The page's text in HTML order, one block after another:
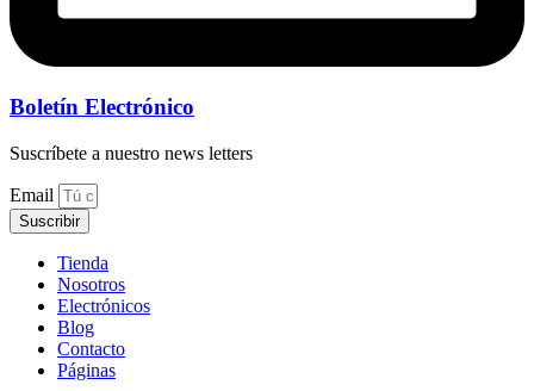
Boletín Electrónico
Suscríbete a nuestro news letters
Email
Suscribir
Tienda
Nosotros
Electrónicos
Blog
Contacto
Páginas